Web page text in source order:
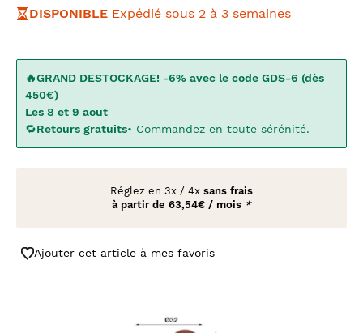
DISPONIBLE Expédié sous 2 à 3 semaines
🔥GRAND DESTOCKAGE! -6% avec le code GDS-6 (dès
450€)
Les 8 et 9 aout
🔁Retours gratuits• Commandez en toute sérénité.
Réglez en 3x / 4x sans frais
à partir de 63,54€ / mois *
Ajouter cet article à mes favoris